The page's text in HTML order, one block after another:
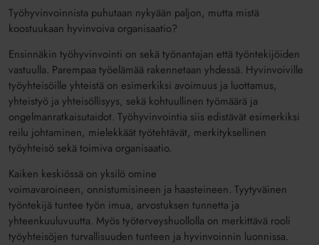
Työhyvinvoinnista puhutaan nykyään paljon, mutta mistä
koostuukaan hyvinvoiva organisaatio?
Ensinnäkin työhyvinvointi on sekä työnantajan että työntekijöiden
vastuulla. Parempaa työelämää rakennetaan yhdessä. Hyvinvoiville
työyhteisöille yhteistä on esimerkiksi avoimuus ja luottamus,
yhteistyö ja yhteisöllisyys, sekä kohtuullinen työmäärä ja
ongelmanratkaisutaidot. Työhyvinvointia siis edistävät esimerkiksi
reilu johtaminen, mielekkäät työtehtävät, merkityksellinen
työyhteisö sekä toimiva organisaatio.
Kaiken keskiössä on yksilö omine
voimavaroineen, onnistumisineen ja haasteineen. Tyytyväinen
työntekijä tuntee työn imua, arvostuksen tunnetta ja
yhteenkuuluvuutta. Myös työterveyshuollolla on merkittävä rooli
työyhteisöjen turvallisuuden tunteen ja hyvinvoinnin luonnissa.